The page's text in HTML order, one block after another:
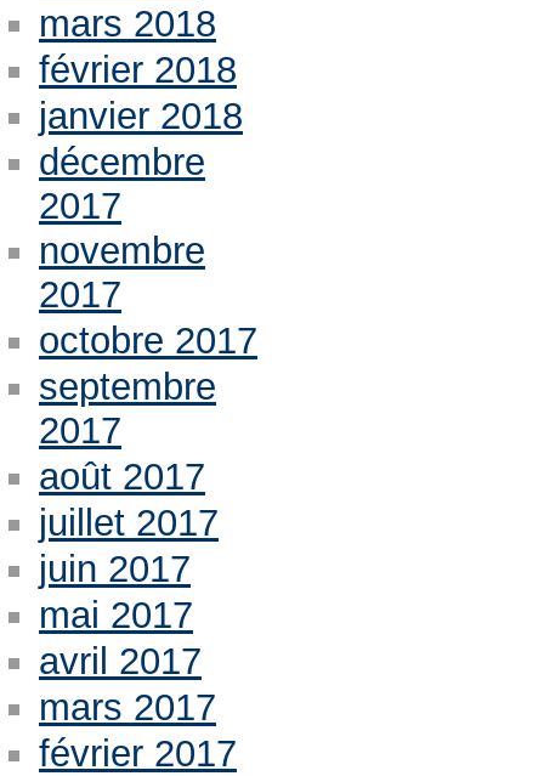
mars 2018
février 2018
janvier 2018
décembre
2017
novembre
2017
octobre 2017
septembre
2017
août 2017
juillet 2017
juin 2017
mai 2017
avril 2017
mars 2017
février 2017